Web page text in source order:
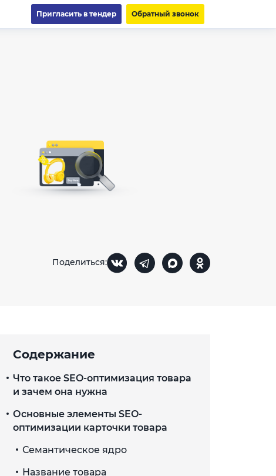
Пригласить в тендер Обратный звонок
Поделиться:
Содержание
Что такое SEO-оптимизация товара
и зачем она нужна
Основные элементы SEO-
оптимизации карточки товара
Семантическое ядро
Название товара